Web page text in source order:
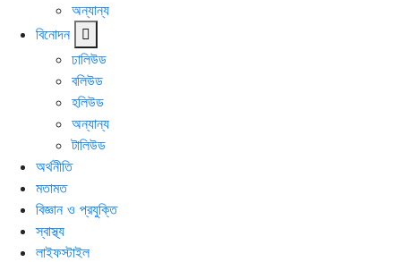
অন্যান্য
বিনোদন
ঢালিউড
বলিউড
হলিউড
অন্যান্য
টালিউড
অর্থনীতি
মতামত
বিজ্ঞান ও প্রযুক্তি
স্বাস্থ্য
লাইফস্টাইল